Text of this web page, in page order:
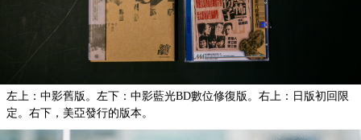
左上：中影舊版。左下：中影藍光BD數位修復版。右上：日版初回限
定。右下，美亞發行的版本。